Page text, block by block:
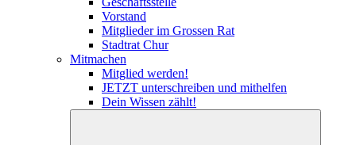
Vorstand
Mitglieder im Grossen Rat
Stadtrat Chur
Mitmachen
Mitglied werden!
JETZT unterschreiben und mithelfen
Dein Wissen zählt!